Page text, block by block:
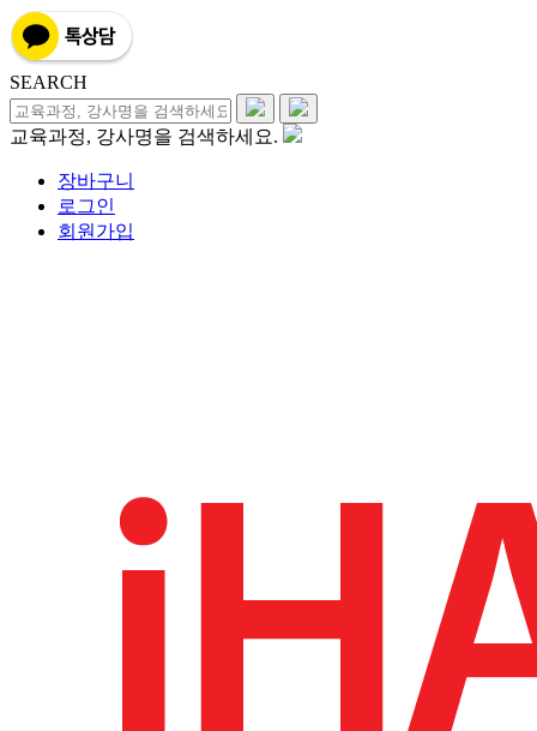
SEARCH
교육과정, 강사명을 검색하세요.
장바구니
로그인
회원가입